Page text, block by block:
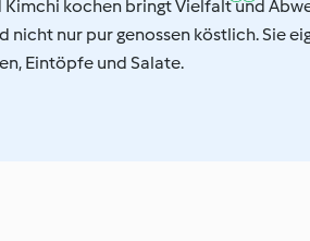
kochen bringt Vielfalt und
nicht nur pur genossen köstlich. Sie
Eintöpfe und Salate.